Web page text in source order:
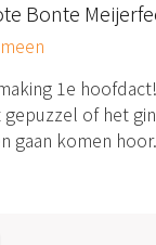
Bonte
1e
of het
gaan komen